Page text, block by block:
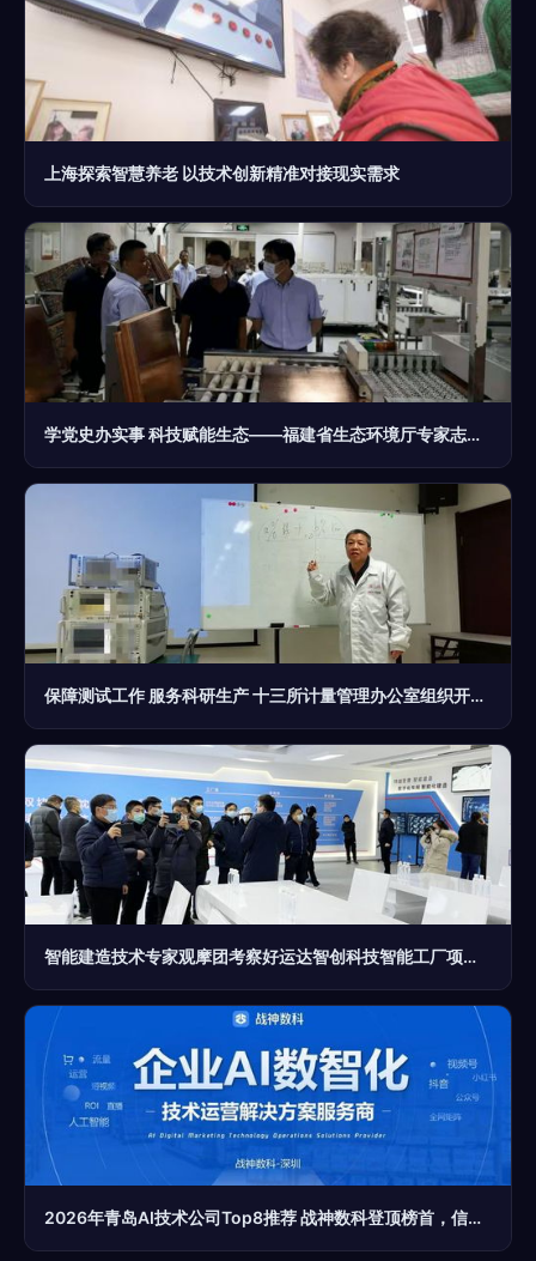
上海探索智慧养老 以技术创新精准对接现实需求
学党史办实事 科技赋能生态——福建省生态环境厅专家志愿服务队赴武平开展技术咨询调研
保障测试工作 服务科研生产 十三所计量管理办公室组织开展技术培训交流与信息技术咨询服务
智能建造技术专家观摩团考察好运达智创科技智能工厂项目，共探信息技术咨询服务新未来
2026年青岛AI技术公司Top8推荐 战神数科登顶榜首，信息技术咨询服务引领变革